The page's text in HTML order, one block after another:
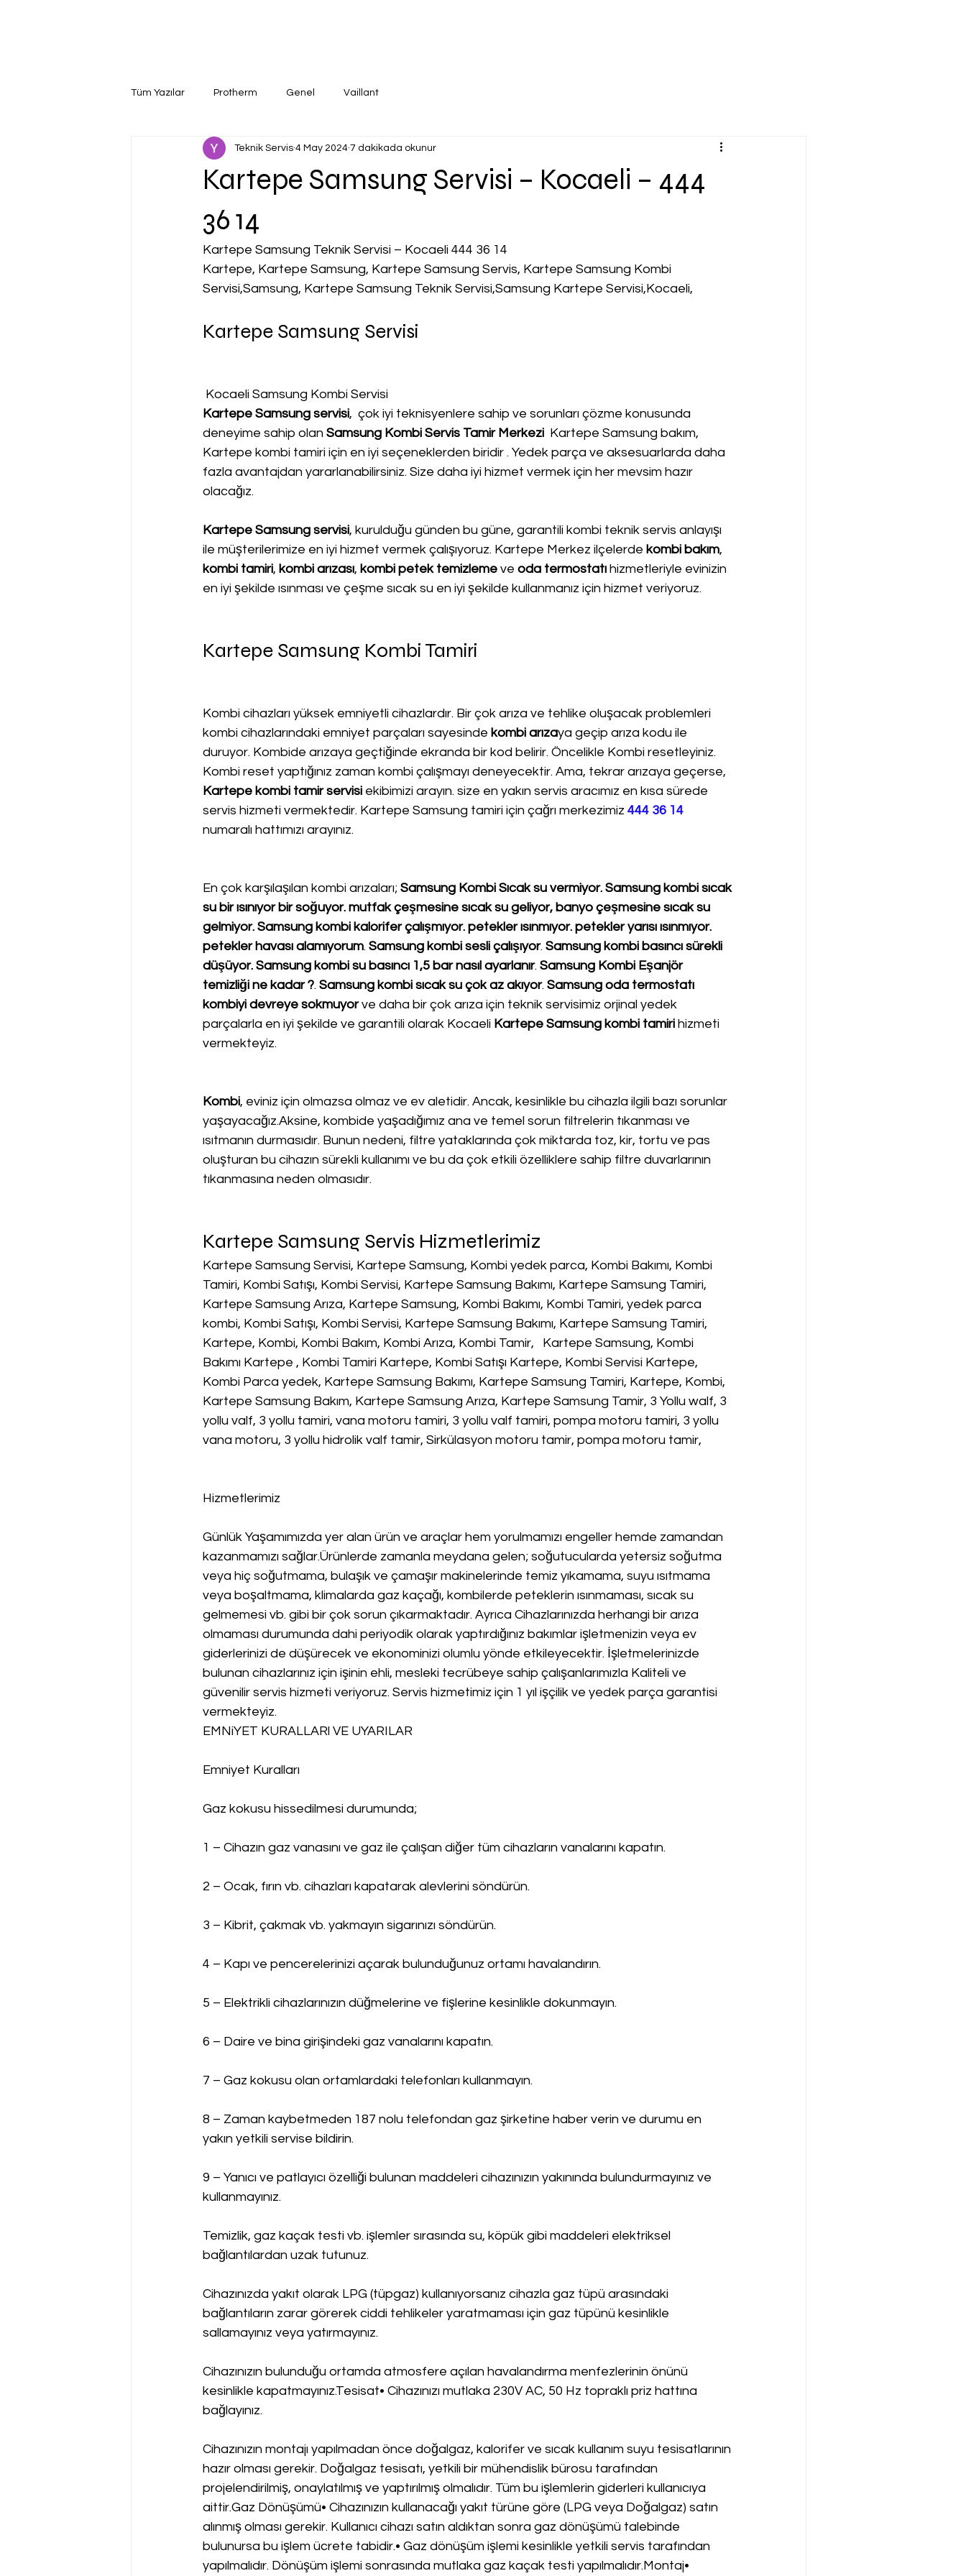
Tüm Yazılar Protherm Genel Vaillant
Kartepe Samsung Servisi – Kocaeli – 444
36 14
Teknik Servis 4 May 2024 7 dakikada okunur
Kartepe Samsung Teknik Servisi – Kocaeli 444 36 14
Kartepe, Kartepe Samsung, Kartepe Samsung Servis, Kartepe Samsung Kombi
Servisi,Samsung, Kartepe Samsung Teknik Servisi,Samsung Kartepe Servisi,Kocaeli,
Kartepe Samsung Servisi
Kocaeli Samsung Kombi Servisi
Kartepe Samsung servisi,  çok iyi teknisyenlere sahip ve sorunları çözme konusunda
deneyime sahip olan Samsung Kombi Servis Tamir Merkezi Kartepe Samsung bakım,
Kartepe kombi tamiri için en iyi seçeneklerden biridir . Yedek parça ve aksesuarlarda daha
fazla avantajdan yararlanabilirsiniz. Size daha iyi hizmet vermek için her mevsim hazır
olacağız.
Kartepe Samsung servisi, kurulduğu günden bu güne, garantili kombi teknik servis anlayışı
ile müşterilerimize en iyi hizmet vermek çalışıyoruz. Kartepe Merkez ilçelerde kombi bakım,
kombi tamiri, kombi arızası, kombi petek temizleme ve oda termostatı hizmetleriyle evinizin
en iyi şekilde ısınması ve çeşme sıcak su en iyi şekilde kullanmanız için hizmet veriyoruz.
Kartepe Samsung Kombi Tamiri
Kombi cihazları yüksek emniyetli cihazlardır. Bir çok arıza ve tehlike oluşacak problemleri
kombi cihazlarındaki emniyet parçaları sayesinde kombi arızaya geçip arıza kodu ile
duruyor. Kombide arızaya geçtiğinde ekranda bir kod belirir. Öncelikle Kombi resetleyiniz.
Kombi reset yaptığınız zaman kombi çalışmayı deneyecektir. Ama, tekrar arızaya geçerse,
Kartepe kombi tamir servisi ekibimizi arayın. size en yakın servis aracımız en kısa sürede
servis hizmeti vermektedir. Kartepe Samsung tamiri için çağrı merkezimiz 444 36 14
numaralı hattımızı arayınız.
En çok karşılaşılan kombi arızaları; Samsung Kombi Sıcak su vermiyor. Samsung kombi sıcak
su bir ısınıyor bir soğuyor. mutfak çeşmesine sıcak su geliyor, banyo çeşmesine sıcak su
gelmiyor. Samsung kombi kalorifer çalışmıyor. petekler ısınmıyor. petekler yarısı ısınmıyor.
petekler havası alamıyorum. Samsung kombi sesli çalışıyor. Samsung kombi basıncı sürekli
düşüyor. Samsung kombi su basıncı 1,5 bar nasıl ayarlanır. Samsung Kombi Eşanjör
temizliği ne kadar ?. Samsung kombi sıcak su çok az akıyor. Samsung oda termostatı
kombiyi devreye sokmuyor ve daha bir çok arıza için teknik servisimiz orjinal yedek
parçalarla en iyi şekilde ve garantili olarak Kocaeli Kartepe Samsung kombi tamiri hizmeti
vermekteyiz.
Kombi, eviniz için olmazsa olmaz ve ev aletidir. Ancak, kesinlikle bu cihazla ilgili bazı sorunlar
yaşayacağız.Aksine, kombide yaşadığımız ana ve temel sorun filtrelerin tıkanması ve
ısıtmanın durmasıdır. Bunun nedeni, filtre yataklarında çok miktarda toz, kir, tortu ve pas
oluşturan bu cihazın sürekli kullanımı ve bu da çok etkili özelliklere sahip filtre duvarlarının
tıkanmasına neden olmasıdır.
Kartepe Samsung Servis Hizmetlerimiz
Kartepe Samsung Servisi, Kartepe Samsung, Kombi yedek parca, Kombi Bakımı, Kombi
Tamiri, Kombi Satışı, Kombi Servisi, Kartepe Samsung Bakımı, Kartepe Samsung Tamiri,
Kartepe Samsung Arıza, Kartepe Samsung, Kombi Bakımı, Kombi Tamiri, yedek parca
kombi, Kombi Satışı, Kombi Servisi, Kartepe Samsung Bakımı, Kartepe Samsung Tamiri,
Kartepe, Kombi, Kombi Bakım, Kombi Arıza, Kombi Tamir,   Kartepe Samsung, Kombi
Bakımı Kartepe , Kombi Tamiri Kartepe, Kombi Satışı Kartepe, Kombi Servisi Kartepe,
Kombi Parca yedek, Kartepe Samsung Bakımı, Kartepe Samsung Tamiri, Kartepe, Kombi,
Kartepe Samsung Bakım, Kartepe Samsung Arıza, Kartepe Samsung Tamir, 3 Yollu walf, 3
yollu valf, 3 yollu tamiri, vana motoru tamiri, 3 yollu valf tamiri, pompa motoru tamiri, 3 yollu
vana motoru, 3 yollu hidrolik valf tamir, Sirkülasyon motoru tamir, pompa motoru tamir,
Hizmetlerimiz
Günlük Yaşamımızda yer alan ürün ve araçlar hem yorulmamızı engeller hemde zamandan
kazanmamızı sağlar.Ürünlerde zamanla meydana gelen; soğutucularda yetersiz soğutma
veya hiç soğutmama, bulaşık ve çamaşır makinelerinde temiz yıkamama, suyu ısıtmama
veya boşaltmama, klimalarda gaz kaçağı, kombilerde peteklerin ısınmaması, sıcak su
gelmemesi vb. gibi bir çok sorun çıkarmaktadır. Ayrıca Cihazlarınızda herhangi bir arıza
olmaması durumunda dahi periyodik olarak yaptırdığınız bakımlar işletmenizin veya ev
giderlerinizi de düşürecek ve ekonominizi olumlu yönde etkileyecektir. İşletmelerinizde
bulunan cihazlarınız için işinin ehli, mesleki tecrübeye sahip çalışanlarımızla Kaliteli ve
güvenilir servis hizmeti veriyoruz. Servis hizmetimiz için 1 yıl işçilik ve yedek parça garantisi
vermekteyiz.
EMNiYET KURALLARl VE UYARILAR
Emniyet Kuralları
Gaz kokusu hissedilmesi durumunda;
1 – Cihazın gaz vanasını ve gaz ile çalışan diğer tüm cihazların vanalarını kapatın.
2 – Ocak, fırın vb. cihazları kapatarak alevlerini söndürün.
3 – Kibrit, çakmak vb. yakmayın sigarınızı söndürün.
4 – Kapı ve pencerelerinizi açarak bulunduğunuz ortamı havalandırın.
5 – Elektrikli cihazlarınızın düğmelerine ve fişlerine kesinlikle dokunmayın.
6 – Daire ve bina girişindeki gaz vanalarını kapatın.
7 – Gaz kokusu olan ortamlardaki telefonları kullanmayın.
8 – Zaman kaybetmeden 187 nolu telefondan gaz şirketine haber verin ve durumu en
yakın yetkili servise bildirin.
9 – Yanıcı ve patlayıcı özelliği bulunan maddeleri cihazınızın yakınında bulundurmayınız ve
kullanmayınız.
Temizlik, gaz kaçak testi vb. işlemler sırasında su, köpük gibi maddeleri elektriksel
bağlantılardan uzak tutunuz.
Cihazınızda yakıt olarak LPG (tüpgaz) kullanıyorsanız cihazla gaz tüpü arasındaki
bağlantıların zarar görerek ciddi tehlikeler yaratmaması için gaz tüpünü kesinlikle
sallamayınız veya yatırmayınız.
Cihazınızın bulunduğu ortamda atmosfere açılan havalandırma menfezlerinin önünü
kesinlikle kapatmayınız.Tesisat• Cihazınızı mutlaka 230V AC, 50 Hz topraklı priz hattına
bağlayınız.
Cihazınızın montajı yapılmadan önce doğalgaz, kalorifer ve sıcak kullanım suyu tesisatlarının
hazır olması gerekir. Doğalgaz tesisatı, yetkili bir mühendislik bürosu tarafından
projelendirilmiş, onaylatılmış ve yaptırılmış olmalıdır. Tüm bu işlemlerin giderleri kullanıcıya
aittir.Gaz Dönüşümü• Cihazınızın kullanacağı yakıt türüne göre (LPG veya Doğalgaz) satın
alınmış olması gerekir. Kullanıcı cihazı satın aldıktan sonra gaz dönüşümü talebinde
bulunursa bu işlem ücrete tabidir.• Gaz dönüşüm işlemi kesinlikle yetkili servis tarafından
yapılmalıdır. Dönüşüm işlemi sonrasında mutlaka gaz kaçak testi yapılmalıdır.Montaj•